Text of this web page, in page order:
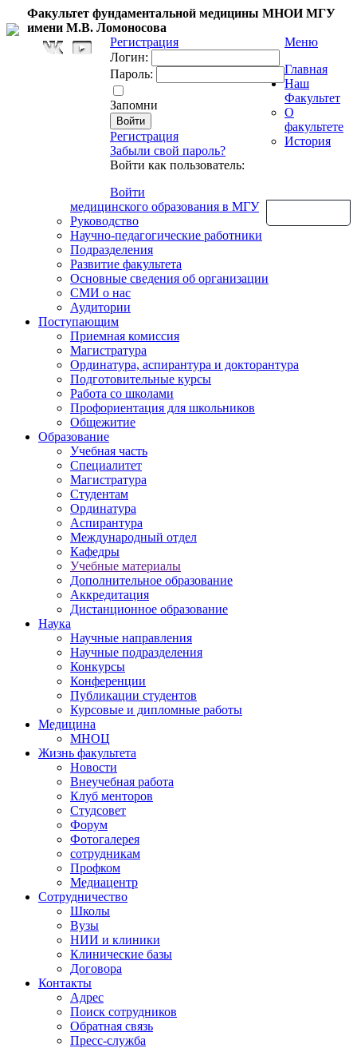
Факультет фундаментальной медицины МНОИ МГУ
имени М.В. Ломоносова
Регистрация
Логин:
Пароль:
Запомни
Регистрация
Забыли свой пароль?
Войти как пользователь:
Войти
Меню
Главная
Наш
Факультет
О
факультете
История
медицинского образования в МГУ
Руководство
Научно-педагогические работники
Подразделения
Развитие факультета
Основные сведения об организации
СМИ о нас
Аудитории
Поступающим
Приемная комиссия
Магистратура
Ординатура, аспирантура и докторантура
Подготовительные курсы
Работа со школами
Профориентация для школьников
Общежитие
Образование
Учебная часть
Специалитет
Магистратура
Студентам
Ординатура
Аспирантура
Международный отдел
Кафедры
Учебные материалы
Дополнительное образование
Аккредитация
Дистанционное образование
Наука
Научные направления
Научные подразделения
Конкурсы
Конференции
Публикации студентов
Курсовые и дипломные работы
Медицина
МНОЦ
Жизнь факультета
Новости
Внеучебная работа
Клуб менторов
Студсовет
Форум
Фотогалерея
сотрудникам
Профком
Медиацентр
Сотрудничество
Школы
Вузы
НИИ и клиники
Клинические базы
Договора
Контакты
Адрес
Поиск сотрудников
Обратная связь
Пресс-служба